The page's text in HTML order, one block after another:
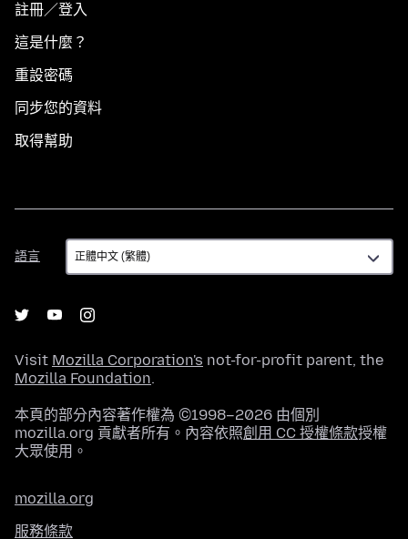
註冊／登入
這是什麼？
重設密碼
同步您的資料
取得幫助
語言
語
言
Visit Mozilla Corporation's not-for-profit parent, the
Mozilla Foundation.
本頁的部分內容著作權為 ©1998–2026 由個別
mozilla.org 貢獻者所有。內容依照創用 CC 授權條款授權
大眾使用。
mozilla.org
服務條款